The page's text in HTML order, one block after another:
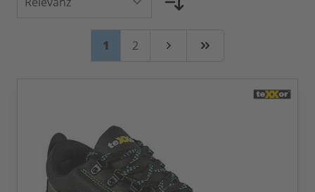
Sie lesen gerade Seite
1 Seite
2 Weiter Zuletzt